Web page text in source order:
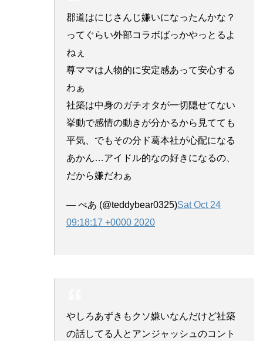
郡道はにじさんじ嫌いになったんかな？
ってぐらい外部コラボばっかやっとるよ
ねぇ
尊ママは人物的に安定感あって安心する
わぁ
社築は中身のガチオタが一切隠せてない
挙動で感情の動きが分かるから見てても
平気、でもその分ド葛本社が心配になる
あかん…アイドル的なの好きになるの、
だから嫌だわぁ
— べあ (@teddybear0325)Sat Oct 24
09:18:17 +0000 2020
やしろあずきもクソ嫌いなんだけど社築
の話してる人とアンジャッシュのコント